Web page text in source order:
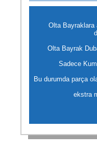
Olta Bayraklara
Olta Bayrak
Sadece
Bu durumda parça
ekstra